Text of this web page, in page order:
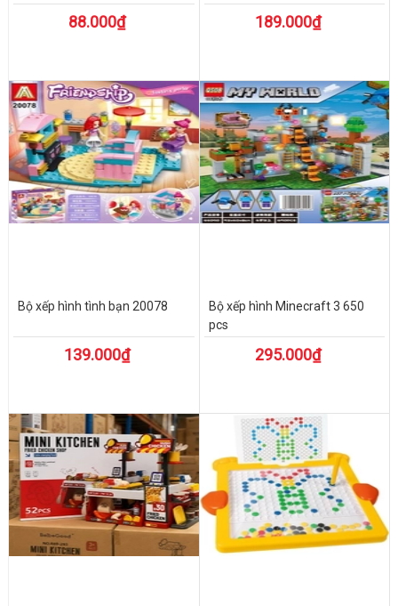
88.000₫ 189.000₫
Bộ xếp hình tình bạn 20078
139.000₫
Bộ xếp hình Minecraft 3 650
pcs
295.000₫